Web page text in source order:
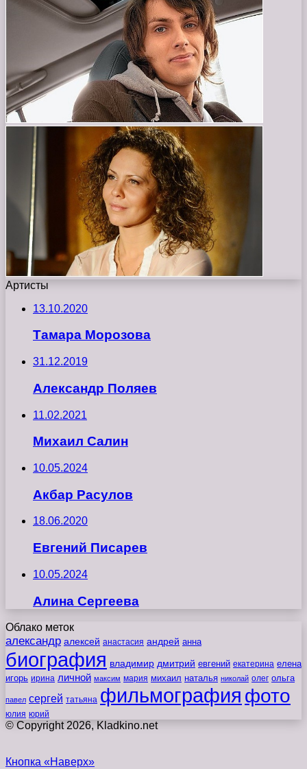
Артисты
13.10.2020
Тамара Морозова
31.12.2019
Александр Поляев
11.02.2021
Михаил Салин
10.05.2024
Акбар Расулов
18.06.2020
Евгений Писарев
10.05.2024
Алина Сергеева
Облако меток
александр алексей анастасия андрей анна
биография владимир дмитрий евгений екатерина елена
игорь ирина личной максим мария михаил наталья николай олег ольга
павел сергей татьяна фильмография фото
юлия юрий
© Copyright 2026, Kladkino.net
Кнопка «Наверх»